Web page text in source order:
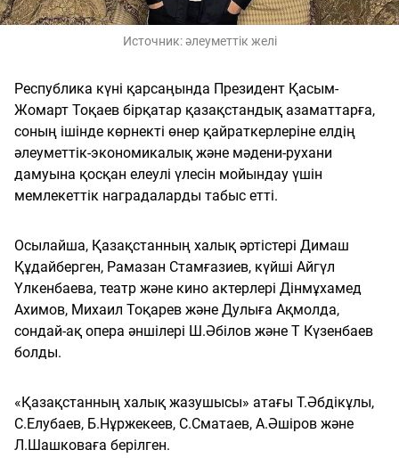
Источник:әлеуметтік желі
Республика күні қарсаңында Президент Қасым-
Жомарт Тоқаев бірқатар қазақстандық азаматтарға,
соның ішінде көрнекті өнер қайраткерлеріне елдің
әлеуметтік-экономикалық және мәдени-рухани
дамуына қосқан елеулі үлесін мойындау үшін
мемлекеттік наградаларды табыс етті.
Осылайша, Қазақстанның халық әртістері Димаш
Құдайберген, Рамазан Стамғазиев, күйші Айгүл
Үлкенбаева, театр және кино актерлері Дінмұхамед
Ахимов, Михаил Тоқарев және Дулыға Ақмолда,
сондай-ақ опера әншілері Ш.Әбілов және Т Күзенбаев
болды.
«Қазақстанның халық жазушысы» атағы Т.Әбдікұлы,
С.Елубаев, Б.Нұржекеев, С.Сматаев, А.Әшіров және
Л.Шашковаға берілген.